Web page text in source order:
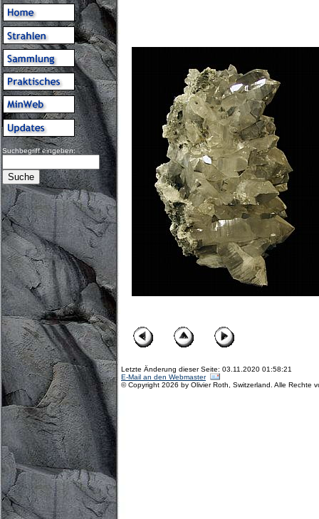
Suchbegriff eingeben:
Letzte Änderung dieser Seite: 03.11.2020 01:58:21
E-Mail an den Webmaster
© Copyright 2026 by Olivier Roth, Switzerland. Alle Rechte